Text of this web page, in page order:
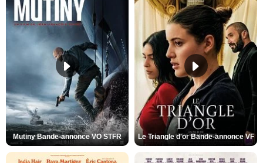
Mutiny Bande-annonce VO STFR Le Triangle d'or Bande-annonce VF